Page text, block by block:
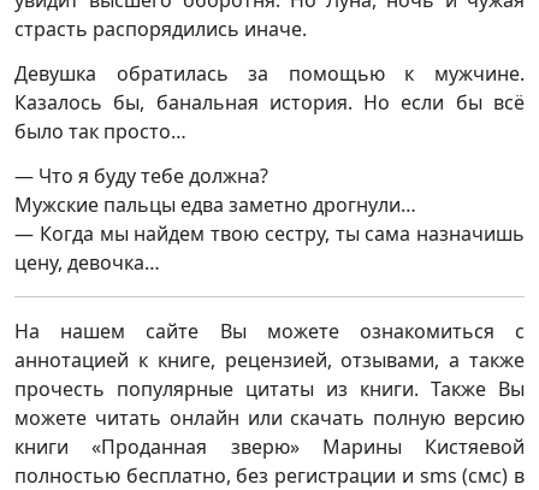
страсть распорядились иначе.
Девушка обратилась за помощью к мужчине.
Казалось бы, банальная история. Но если бы всё
было так просто…
— Что я буду тебе должна?
Мужские пальцы едва заметно дрогнули…
— Когда мы найдем твою сестру, ты сама назначишь
цену, девочка…
На нашем сайте Вы можете ознакомиться с
аннотацией к книге, рецензией, отзывами, а также
прочесть популярные цитаты из книги. Также Вы
можете читать онлайн или скачать полную версию
книги «Проданная зверю» Марины Кистяевой
полностью бесплатно, без регистрации и sms (смс) в